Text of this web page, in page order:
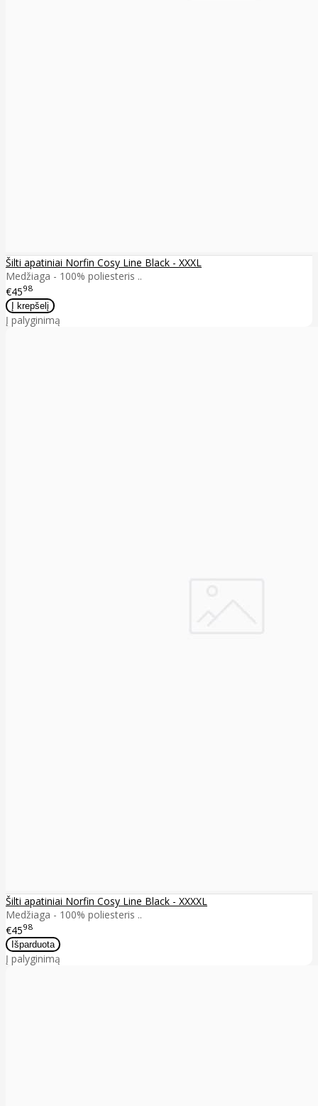
Šilti apatiniai Norfin Cosy Line Black - XXXL
Medžiaga - 100% poliesteris ..
€4598
Į palyginimą
Šilti apatiniai Norfin Cosy Line Black - XXXXL
Medžiaga - 100% poliesteris ..
€4598
Į palyginimą